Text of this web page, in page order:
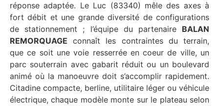
réponse adaptée. Le Luc (83340) mêle des axes à
fort débit et une grande diversité de configurations
de stationnement ; l’équipe du partenaire BALAN
REMORQUAGE connaît les contraintes du terrain,
que ce soit une voie resserrée en coeur de ville, un
parc souterrain avec gabarit réduit ou un boulevard
animé où la manoeuvre doit s’accomplir rapidement.
Citadine compacte, berline, utilitaire léger ou véhicule
électrique, chaque modèle monte sur le plateau selon